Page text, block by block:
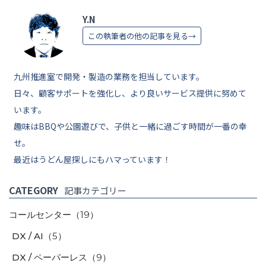
Y.N
この執筆者の他の記事を見る→
九州推進室で開発・製造の業務を担当しています。
日々、顧客サポートを強化し、より良いサービス提供に努めて
います。
趣味はBBQや公園遊びで、子供と一緒に過ごす時間が一番の幸
せ。
最近はうどん屋探しにもハマっています！
CATEGORY 記事カテゴリー
コールセンター （19）
DX / AI （5）
DX / ペーパーレス （9）